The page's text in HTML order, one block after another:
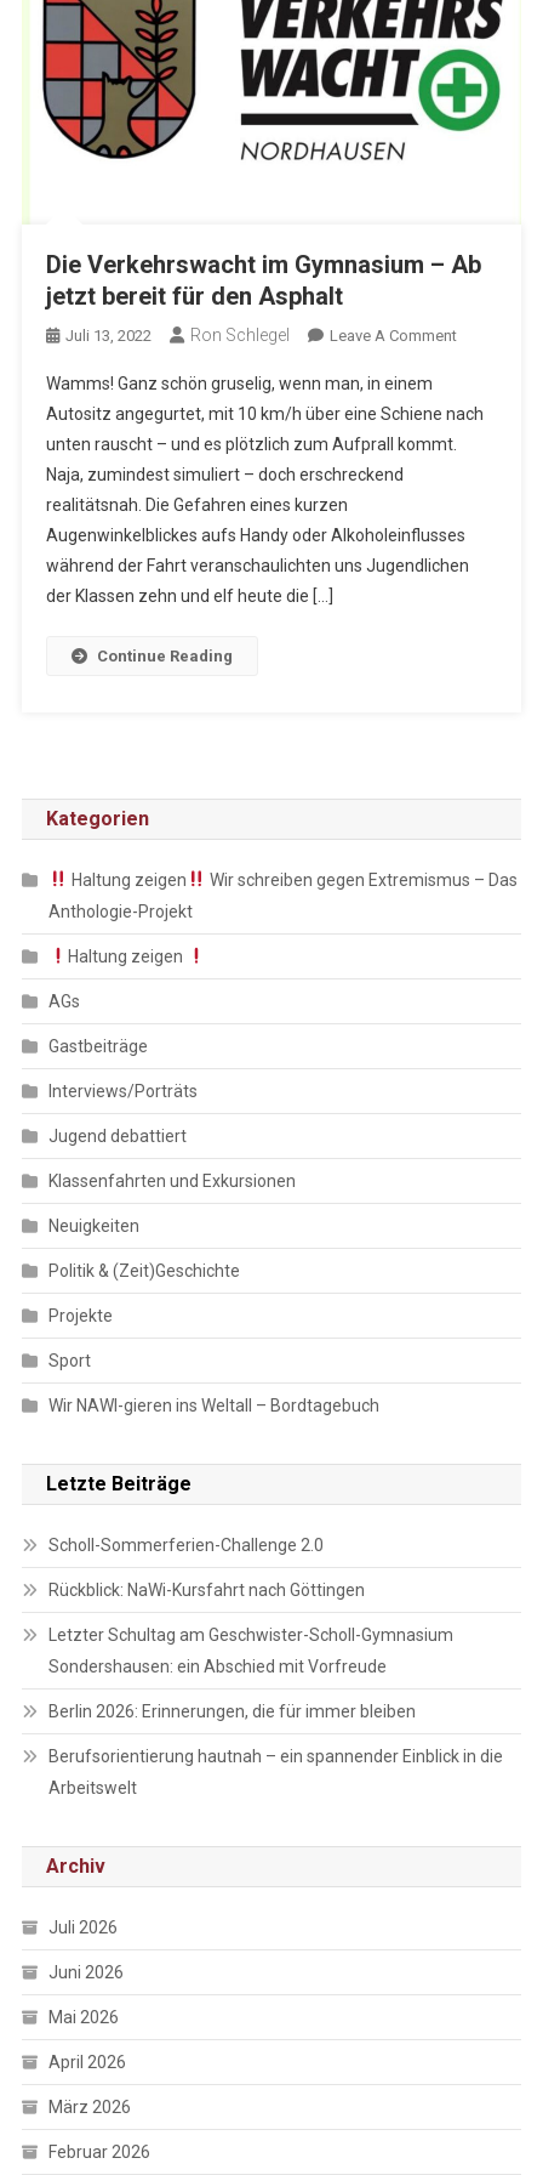
Die Verkehrswacht im Gymnasium – Ab
jetzt bereit für den Asphalt
Juli 13, 2022 Ron Schlegel Leave A CommentOn
Im
Gymnasium
Jetzt
Wamms! Ganz schön gruselig, wenn man, in einem
Autositz angegurtet, mit 10 km/h über eine Schiene nach
unten rauscht – und es plötzlich zum Aufprall kommt.
Naja, zumindest simuliert – doch erschreckend
realitätsnah. Die Gefahren eines kurzen
Augenwinkelblickes aufs Handy oder Alkoholeinflusses
während der Fahrt veranschaulichten uns Jugendlichen
der Klassen zehn und elf heute die […]
Continue Reading
Kategorien
Haltung zeigen
Wir schreiben gegen Extremismus – Das
Anthologie-Projekt
Haltung zeigen
AGs
Gastbeiträge
Interviews/Porträts
Jugend debattiert
Klassenfahrten und Exkursionen
Neuigkeiten
Politik & (Zeit)Geschichte
Projekte
Sport
Wir NAWI-gieren ins Weltall – Bordtagebuch
Letzte Beiträge
Scholl-Sommerferien-Challenge 2.0
Rückblick: NaWi-Kursfahrt nach Göttingen
Letzter Schultag am Geschwister-Scholl-Gymnasium
Sondershausen: ein Abschied mit Vorfreude
Berlin 2026: Erinnerungen, die für immer bleiben
Berufsorientierung hautnah – ein spannender Einblick in die
Arbeitswelt
Archiv
Juli 2026
Juni 2026
Mai 2026
April 2026
März 2026
Februar 2026